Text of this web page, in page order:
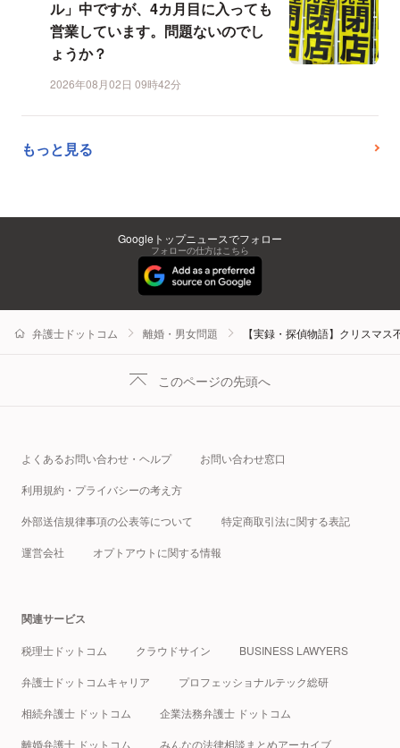
ル」中ですが、4カ月目に入っても
営業しています。問題ないのでし
ょうか？
2026年08月02日 09時42分
もっと見る
Googleトップニュースでフォロー
フォローの仕方はこちら
弁護士ドットコム 離婚・男女問題 【実録・探偵物語】クリスマ
このページの先頭へ
よくあるお問い合わせ・ヘルプ お問い合わせ窓口
利用規約・プライバシーの考え方
外部送信規律事項の公表等について 特定商取引法に関する表記
運営会社 オプトアウトに関する情報
関連サービス
税理士ドットコム クラウドサイン BUSINESS LAWYERS
弁護士ドットコムキャリア プロフェッショナルテック総研
相続弁護士 ドットコム 企業法務弁護士 ドットコム
離婚弁護士 ドットコム みんなの法律相談まとめアーカイブ